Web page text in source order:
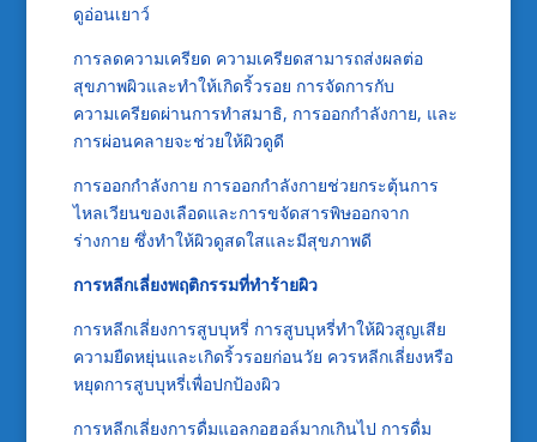
ดูอ่อนเยาว์
การลดความเครียด ความเครียดสามารถส่งผลต่อ
สุขภาพผิวและทำให้เกิดริ้วรอย การจัดการกับ
ความเครียดผ่านการทำสมาธิ, การออกกำลังกาย, และ
การผ่อนคลายจะช่วยให้ผิวดูดี
การออกกำลังกาย การออกกำลังกายช่วยกระตุ้นการ
ไหลเวียนของเลือดและการขจัดสารพิษออกจาก
ร่างกาย ซึ่งทำให้ผิวดูสดใสและมีสุขภาพดี
การหลีกเลี่ยงพฤติกรรมที่ทำร้ายผิว
การหลีกเลี่ยงการสูบบุหรี่ การสูบบุหรี่ทำให้ผิวสูญเสีย
ความยืดหยุ่นและเกิดริ้วรอยก่อนวัย ควรหลีกเลี่ยงหรือ
หยุดการสูบบุหรี่เพื่อปกป้องผิว
การหลีกเลี่ยงการดื่มแอลกอฮอล์มากเกินไป การดื่ม